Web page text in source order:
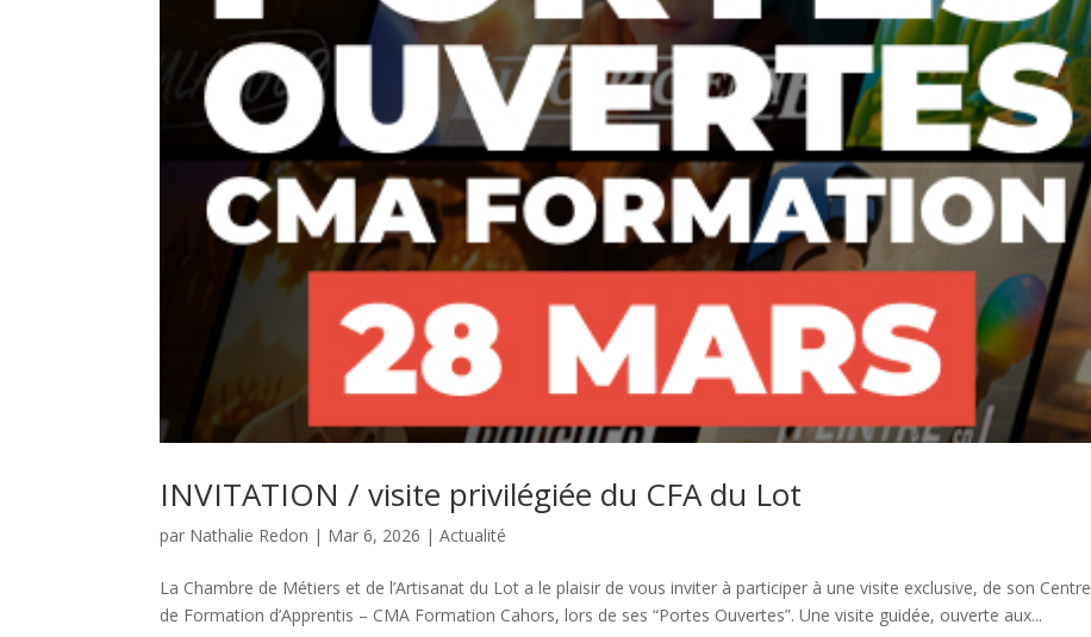
INVITATION / visite privilégiée du CFA du Lot
par Nathalie Redon | Mar 6, 2026 |Actualité
La Chambre de Métiers et de l’Artisanat du Lot a le plaisir de vous inviter à participer à une visite exclusive, de son Centre
de Formation d’Apprentis – CMA Formation Cahors, lors de ses “Portes Ouvertes”. Une visite guidée, ouverte aux...